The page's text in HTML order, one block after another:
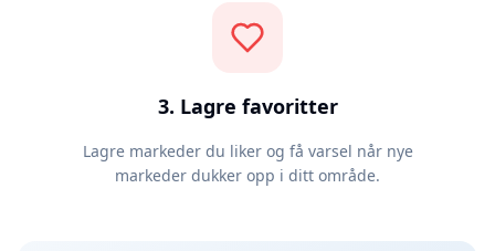
3. Lagre favoritter
Lagre markeder du liker og få varsel når nye
markeder dukker opp i ditt område.